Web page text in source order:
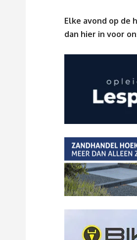
Elke avond op de
dan hier in voor